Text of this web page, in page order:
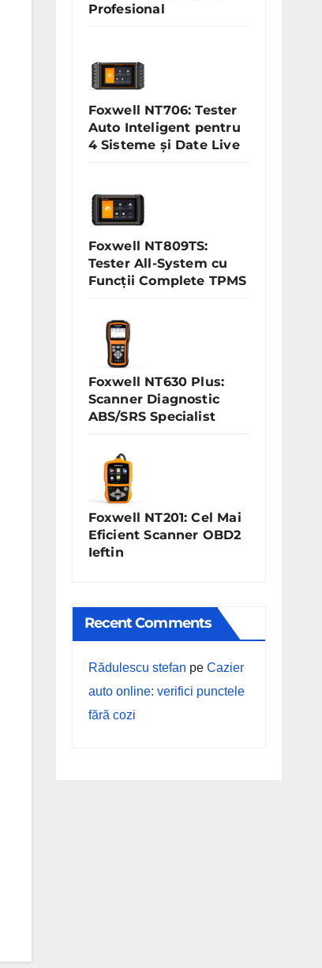
Profesional
Foxwell NT706: Tester
Auto Inteligent pentru
4 Sisteme și Date Live
Foxwell NT809TS:
Tester All-System cu
Funcții Complete TPMS
Foxwell NT630 Plus:
Scanner Diagnostic
ABS/SRS Specialist
Foxwell NT201: Cel Mai
Eficient Scanner OBD2
Ieftin
Recent Comments
Rădulescu stefan pe Cazier
auto online: verifici punctele
fără cozi